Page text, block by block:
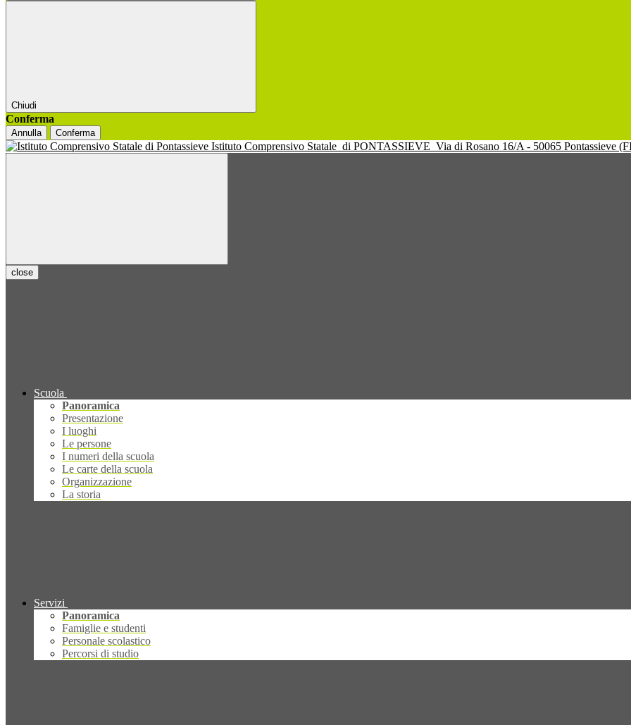
Chiudi
Conferma
Annulla Conferma
Istituto Comprensivo Statale di PONTASSIEVE Via di Rosano 16/A - 50065 Pontassieve
close
Scuola
Panoramica
Presentazione
I luoghi
Le persone
I numeri della scuola
Le carte della scuola
Organizzazione
La storia
Servizi
Panoramica
Famiglie e studenti
Personale scolastico
Percorsi di studio